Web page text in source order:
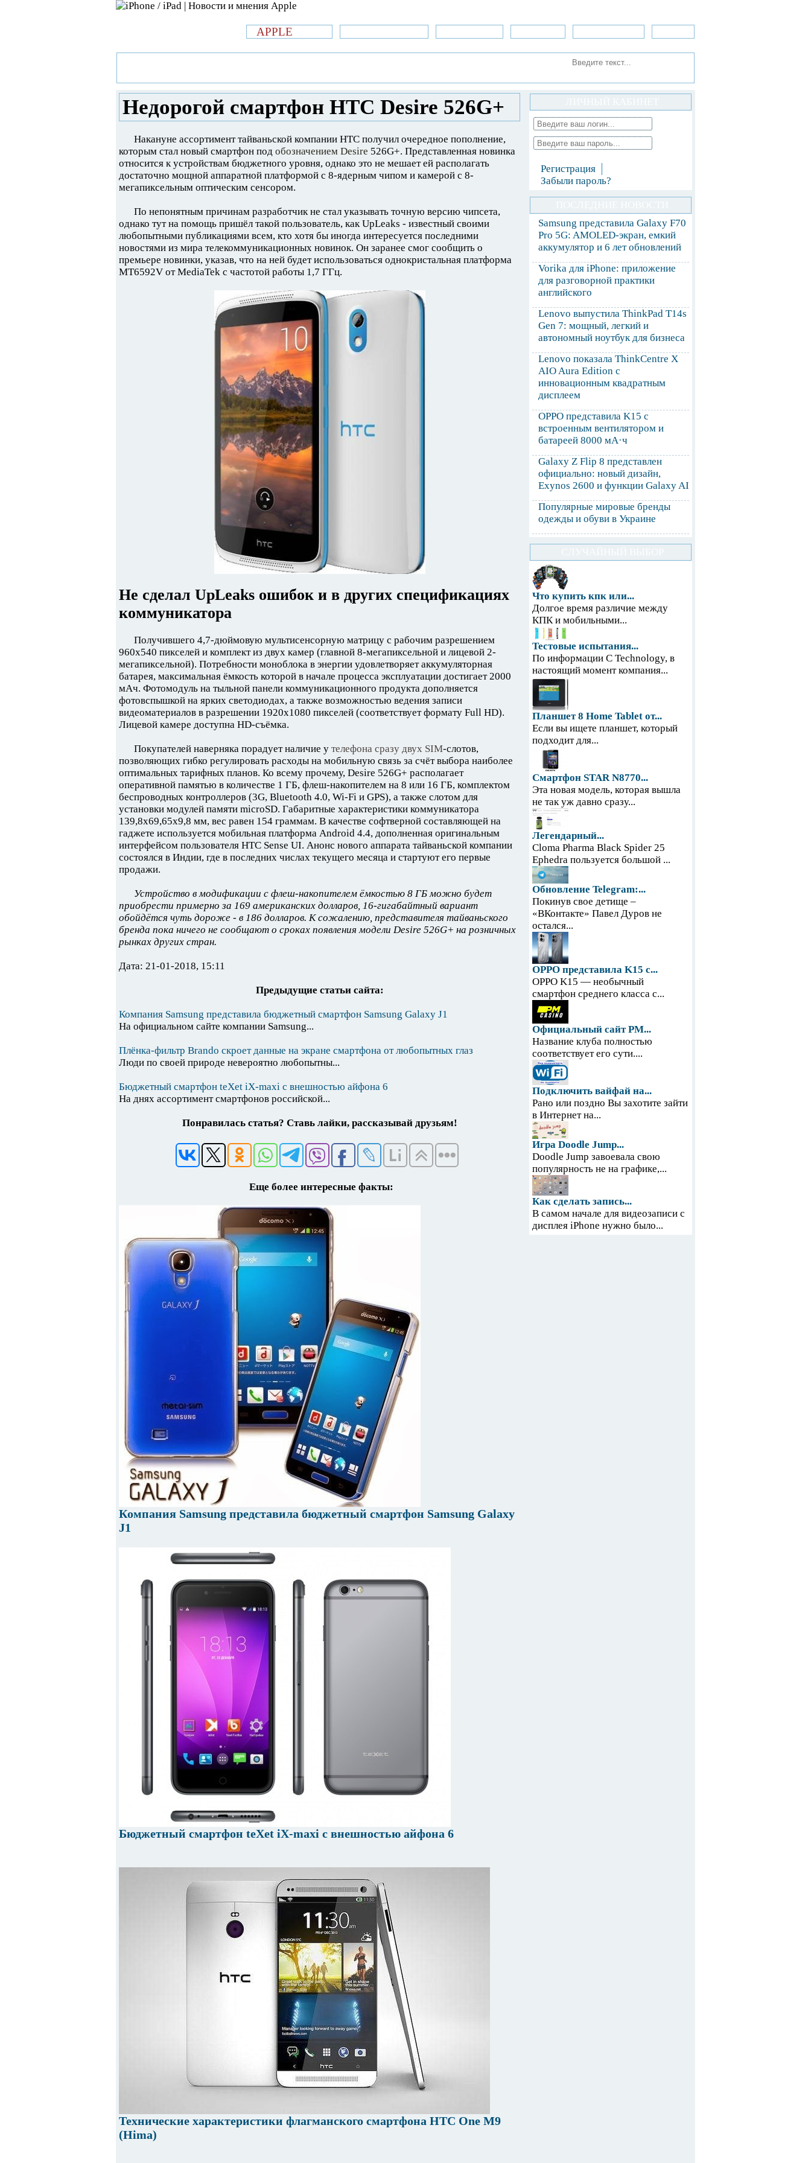
APPLE
Hедорогой смартфон HTC Desire 526G+
Накануне ассортимент тайваньской компании HTC получил очередное пополнение,
которым стал новый смартфон под обозначением Desire 526G+. Представленная новинка
относится к устройствам бюджетного уровня, однако это не мешает ей располагать
достаточно мощной аппаратной платформой с 8-ядерным чипом и камерой с 8-
мегапиксельным оптическим сенсором.
По непонятным причинам разработчик не стал указывать точную версию чипсета,
однако тут на помощь пришёл такой пользователь, как UpLeaks - известный своими
любопытными публикациями всем, кто хотя бы иногда интересуется последними
новостями из мира телекоммуникационных новинок. Он заранее смог сообщить о
премьере новинки, указав, что на ней будет использоваться однокристальная платформа
MT6592V от MediaTek с частотой работы 1,7 ГГц.
Не сделал UpLeaks ошибок и в других спецификациях
коммуникатора
Получившего 4,7-дюймовую мультисенсорную матрицу с рабочим разрешением
960x540 пикселей и комплект из двух камер (главной 8-мегапиксельной и лицевой 2-
мегапиксельной). Потребности моноблока в энергии удовлетворяет аккумуляторная
батарея, максимальная ёмкость которой в начале процесса эксплуатации достигает 2000
мАч. Фотомодуль на тыльной панели коммуникационного продукта дополняется
фотовспышкой на ярких светодиодах, а также возможностью ведения записи
видеоматериалов в разрешении 1920x1080 пикселей (соответствует формату Full HD).
Лицевой камере доступна HD-съёмка.
Покупателей наверняка порадует наличие у телефона сразу двух SIM-слотов,
позволяющих гибко регулировать расходы на мобильную связь за счёт выбора наиболее
оптимальных тарифных планов. Ко всему прочему, Desire 526G+ располагает
оперативной памятью в количестве 1 ГБ, флеш-накопителем на 8 или 16 ГБ, комплектом
беспроводных контроллеров (3G, Bluetooth 4.0, Wi-Fi и GPS), а также слотом для
установки модулей памяти microSD. Габаритные характеристики коммуникатора
139,8x69,65x9,8 мм, вес равен 154 граммам. В качестве софтверной составляющей на
гаджете используется мобильная платформа Android 4.4, дополненная оригинальным
интерфейсом пользователя HTC Sense UI. Анонс нового аппарата тайваньской компании
состоялся в Индии, где в последних числах текущего месяца и стартуют его первые
продажи.
Устройство в модификации с флеш-накопителем ёмкостью 8 ГБ можно будет
приобрести примерно за 169 американских долларов, 16-гигабайтный вариант
обойдётся чуть дороже - в 186 долларов. К сожалению, представителя тайваньского
бренда пока ничего не сообщают о сроках появления модели Desire 526G+ на розничных
рынках других стран.
Дата: 21-01-2018, 15:11
Предыдущие статьи сайта:
Компания Samsung представила бюджетный смартфон Samsung Galaxy J1
На официальном сайте компании Samsung...
Плёнка-фильтр Brando скроет данные на экране смартфона от любопытных глаз
Люди по своей природе невероятно любопытны...
Бюджетный смартфон teXet iX-maxi с внешностью айфона 6
На днях ассортимент смартфонов российской...
Понравилась статья? Ставь лайки, рассказывай друзьям!
Еще более интересные факты:
Компания Samsung представила бюджетный смартфон Samsung Galaxy
J1
Бюджетный смартфон teXet iX-maxi с внешностью айфона 6
Технические характеристики флагманского смартфона HTC One M9
(Hima)
Регистрация
Забыли пароль?
Samsung представила Galaxy F70
Pro 5G: AMOLED-экран, емкий
аккумулятор и 6 лет обновлений
Vorika для iPhone: приложение
для разговорной практики
английского
Lenovo выпустила ThinkPad T14s
Gen 7: мощный, легкий и
автономный ноутбук для бизнеса
Lenovo показала ThinkCentre X
AIO Aura Edition с
инновационным квадратным
дисплеем
OPPO представила K15 с
встроенным вентилятором и
батареей 8000 мА·ч
Galaxy Z Flip 8 представлен
официально: новый дизайн,
Exynos 2600 и функции Galaxy AI
Популярные мировые бренды
одежды и обуви в Украине
Что купить кпк или...
Долгое время различие между
КПК и мобильными...
Тестовые испытания...
По информации С Technology, в
настоящий момент компания...
Планшет 8 Home Tablet от...
Если вы ищете планшет, который
подходит для...
Смартфон STAR N8770...
Эта новая модель, которая вышла
не так уж давно сразу...
Легендарный...
Cloma Pharma Black Spider 25
Ephedra пользуется большой ...
Обновление Telegram:...
Покинув свое детище –
«ВКонтакте» Павел Дуров не
остался...
OPPO представила K15 с...
OPPO K15 — необычный
смартфон среднего класса с...
Официальный сайт PM...
Название клуба полностью
соответствует его сути....
Подключить вайфай на...
Рано или поздно Вы захотите зайти
в Интернет на...
Игра Doodle Jump...
Doodle Jump завоевала свою
популярность не на графике,...
Как сделать запись...
В самом начале для видеозаписи с
дисплея iPhone нужно было...